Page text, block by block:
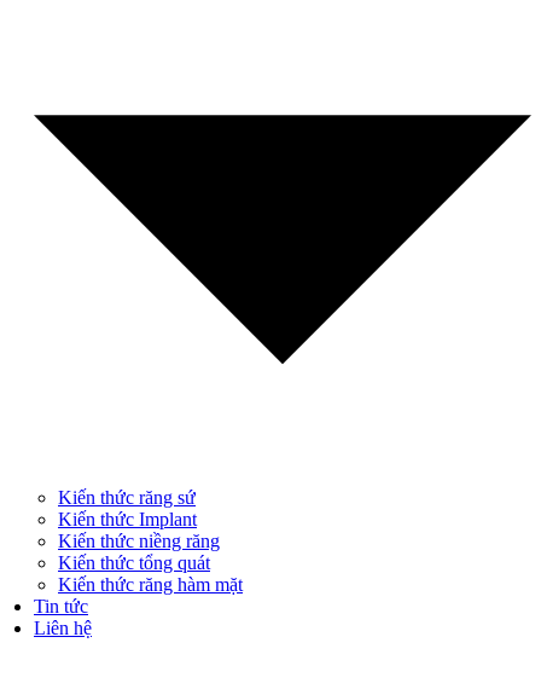
Kiến thức răng sứ
Kiến thức Implant
Kiến thức niềng răng
Kiến thức tổng quát
Kiến thức răng hàm mặt
Tin tức
Liên hệ